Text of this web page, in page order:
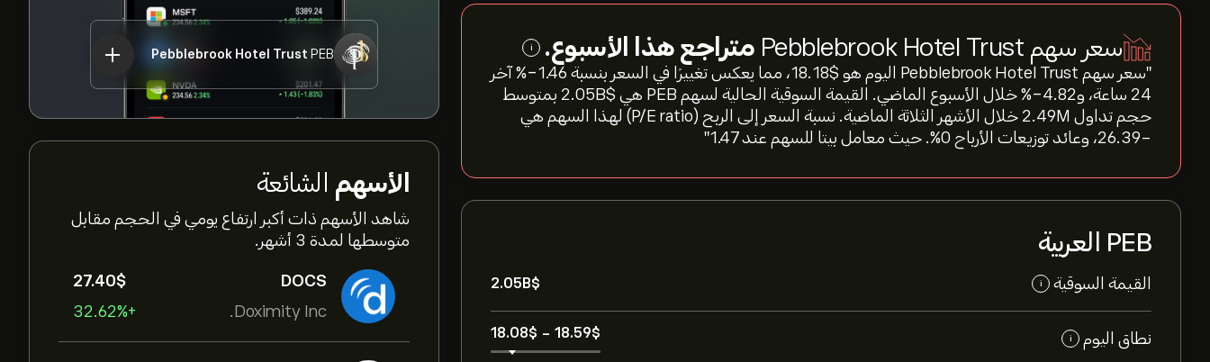
Pebblebrook Hotel Trust PEB
الأسهم الشائعة
شاهد الأسهم ذات أكبر ارتفاع يومي في الحجم مقابل
متوسطها لمدة 3 أشهر.
DOCS
Doximity Inc.
27.40‎$‎
+32.62%
سعر سهم Pebblebrook Hotel Trust متراجع هذا الأسبوع. i
"سعر سهم Pebblebrook Hotel Trust اليوم هو 18.18‎$‎، مما يعكس تغييرًا في السعر بنسبة ‎-1.46‎% آخر
24 ساعة، و‎-4.82‎% خلال الأسبوع الماضي. القيمة السوقية الحالية لسهم PEB هي 2.05B‎$‎ بمتوسط
حجم تداول 2.49M خلال الأشهر الثلاثة الماضية. نسبة السعر إلى الربح (P/E ratio) لهذا السهم هي
-26.39، وعائد توزيعات الأرباح 0%. حيث معامل بيتا للسهم عند 1.47"
PEB العربية
القيمة السوقية i
2.05B‎$‎
نطاق اليوم i
18.08‎$‎ - 18.59‎$‎